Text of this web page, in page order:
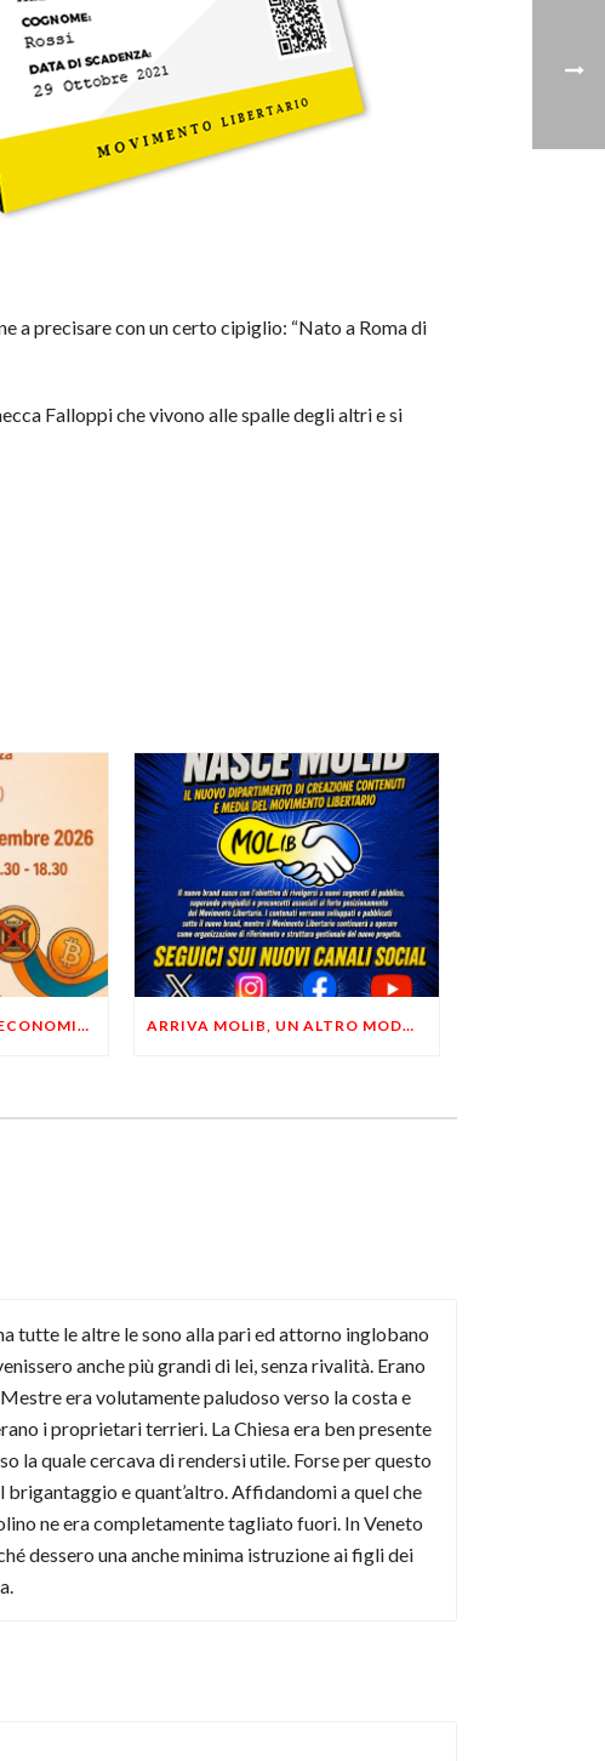
a precisare con un certo cipiglio: “Nato a Roma di
Falloppi che vivono alle spalle degli altri e si
LIBERTÀ, PRIVACY ED ECONOMIA DEL BUON SENSO: FACCO E MUSUMECI A CASALECCHIO DI RENO (BO) ARRIVA MOLIB, UN ALTRO MODO DI COMUNICARE LIBERTARIO
tutte le altre le sono alla pari ed attorno inglobano
anche più grandi di lei, senza rivalità. Erano
era volutamente paludoso verso la costa e
i proprietari terrieri. La Chiesa era ben presente
la quale cercava di rendersi utile. Forse per questo
e quant’altro. Affidandomi a quel che
ne era completamente tagliato fuori. In Veneto
dessero una anche minima istruzione ai figli dei